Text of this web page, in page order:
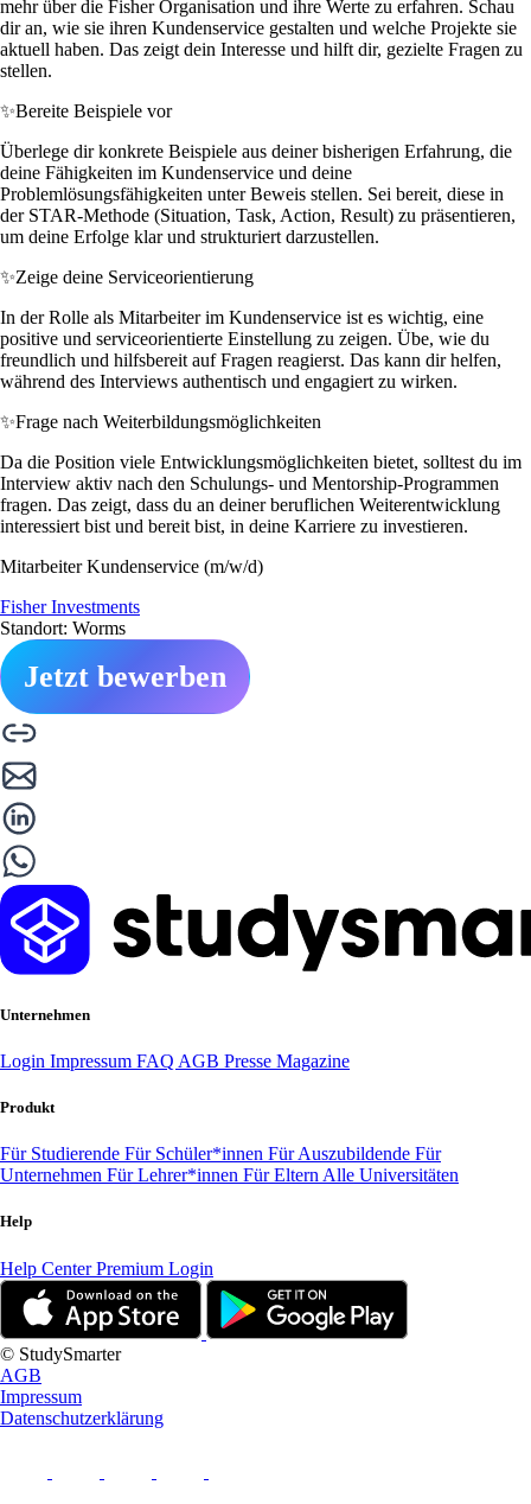
mehr über die Fisher Organisation und ihre Werte zu erfahren. Schau
dir an, wie sie ihren Kundenservice gestalten und welche Projekte sie
aktuell haben. Das zeigt dein Interesse und hilft dir, gezielte Fragen zu
stellen.
✨Bereite Beispiele vor
Überlege dir konkrete Beispiele aus deiner bisherigen Erfahrung, die
deine Fähigkeiten im Kundenservice und deine
Problemlösungsfähigkeiten unter Beweis stellen. Sei bereit, diese in
der STAR-Methode (Situation, Task, Action, Result) zu präsentieren,
um deine Erfolge klar und strukturiert darzustellen.
✨Zeige deine Serviceorientierung
In der Rolle als Mitarbeiter im Kundenservice ist es wichtig, eine
positive und serviceorientierte Einstellung zu zeigen. Übe, wie du
freundlich und hilfsbereit auf Fragen reagierst. Das kann dir helfen,
während des Interviews authentisch und engagiert zu wirken.
✨Frage nach Weiterbildungsmöglichkeiten
Da die Position viele Entwicklungsmöglichkeiten bietet, solltest du im
Interview aktiv nach den Schulungs- und Mentorship-Programmen
fragen. Das zeigt, dass du an deiner beruflichen Weiterentwicklung
interessiert bist und bereit bist, in deine Karriere zu investieren.
Mitarbeiter Kundenservice (m/w/d)
Fisher Investments
Standort: Worms
Jetzt bewerben
Unternehmen
Login Impressum FAQ AGB Presse Magazine
Produkt
Für Studierende Für Schüler*innen Für Auszubildende Für
Unternehmen Für Lehrer*innen Für Eltern Alle Universitäten
Help
Help CenterPremium Login
© StudySmarter
AGB
Impressum
Datenschutzerklärung